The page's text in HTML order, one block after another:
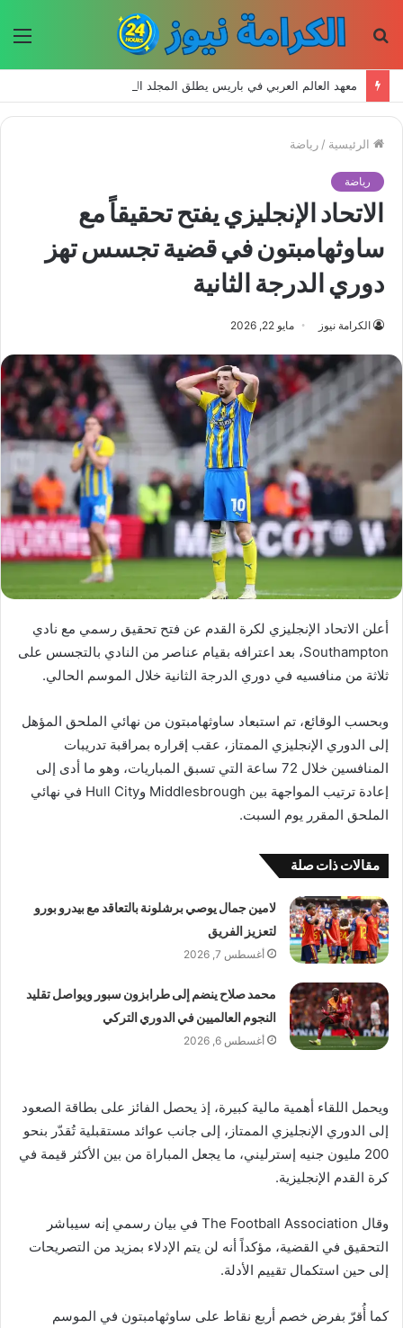
الرئيسية / رياضة
رياضة
الاتحاد الإنجليزي يفتح تحقيقاً مع
ساوثهامبتون في قضية تجسس تهز
دوري الدرجة الثانية
الكرامة نيوز مايو 22, 2026
أعلن الاتحاد الإنجليزي لكرة القدم عن فتح تحقيق رسمي مع نادي
Southampton، بعد اعترافه بقيام عناصر من النادي بالتجسس على
ثلاثة من منافسيه في دوري الدرجة الثانية خلال الموسم الحالي.
وبحسب الوقائع، تم استبعاد ساوثهامبتون من نهائي الملحق المؤهل
إلى الدوري الإنجليزي الممتاز، عقب إقراره بمراقبة تدريبات
المنافسين خلال 72 ساعة التي تسبق المباريات، وهو ما أدى إلى
إعادة ترتيب المواجهة بين Middlesbrough وHull City في نهائي
الملحق المقرر يوم السبت.
مقالات ذات صلة
لامين جمال يوصي برشلونة بالتعاقد مع بيدرو بورو
لتعزيز الفريق
أغسطس 7, 2026
محمد صلاح ينضم إلى طرابزون سبور ويواصل تقليد
النجوم العالميين في الدوري التركي
أغسطس 6, 2026
ويحمل اللقاء أهمية مالية كبيرة، إذ يحصل الفائز على بطاقة الصعود
إلى الدوري الإنجليزي الممتاز، إلى جانب عوائد مستقبلية تُقدّر بنحو
200 مليون جنيه إسترليني، ما يجعل المباراة من بين الأكثر قيمة في
كرة القدم الإنجليزية.
وقال The Football Association في بيان رسمي إنه سيباشر
التحقيق في القضية، مؤكداً أنه لن يتم الإدلاء بمزيد من التصريحات
إلى حين استكمال تقييم الأدلة.
كما أُقرّ بفرض خصم أربع نقاط على ساوثهامبتون في الموسم